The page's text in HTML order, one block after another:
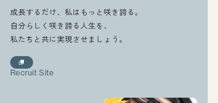
成長するだけ、私はもっと咲き誇る。
自分らしく咲き誇る人生を、
私たちと共に実現させましょう。
Recruit Site